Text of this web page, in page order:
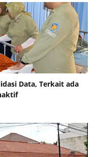
Data, Terkait ada